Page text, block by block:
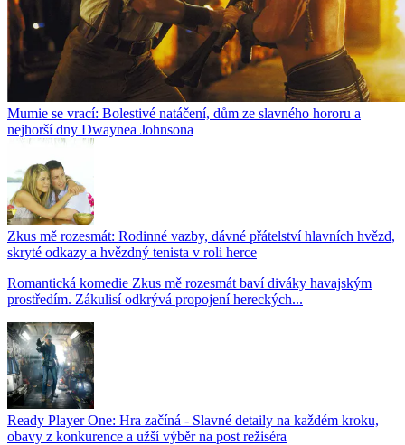
Mumie se vrací: Bolestivé natáčení, dům ze slavného hororu a
nejhorší dny Dwaynea Johnsona
Zkus mě rozesmát: Rodinné vazby, dávné přátelství hlavních hvězd,
skryté odkazy a hvězdný tenista v roli herce
Romantická komedie Zkus mě rozesmát baví diváky havajským
prostředím. Zákulisí odkrývá propojení hereckých...
Ready Player One: Hra začíná - Slavné detaily na každém kroku,
obavy z konkurence a užší výběr na post režiséra